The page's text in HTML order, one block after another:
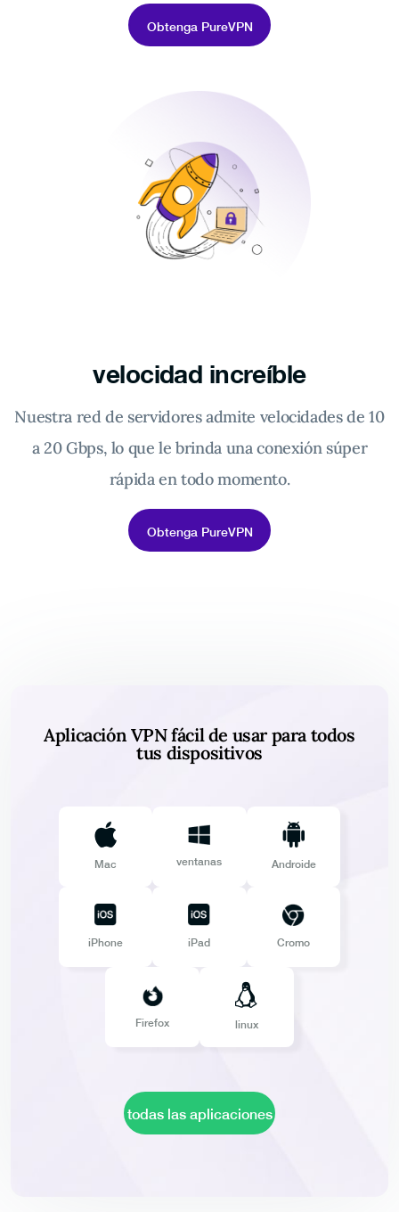
Obtenga PureVPN
velocidad increíble
Nuestra red de servidores admite velocidades de 10
a 20 Gbps, lo que le brinda una conexión súper
rápida en todo momento.
Obtenga PureVPN
Aplicación VPN fácil de usar para todos
tus dispositivos
Mac ventanas Androide
iPhone iPad Cromo
Firefox linux
todas las aplicaciones